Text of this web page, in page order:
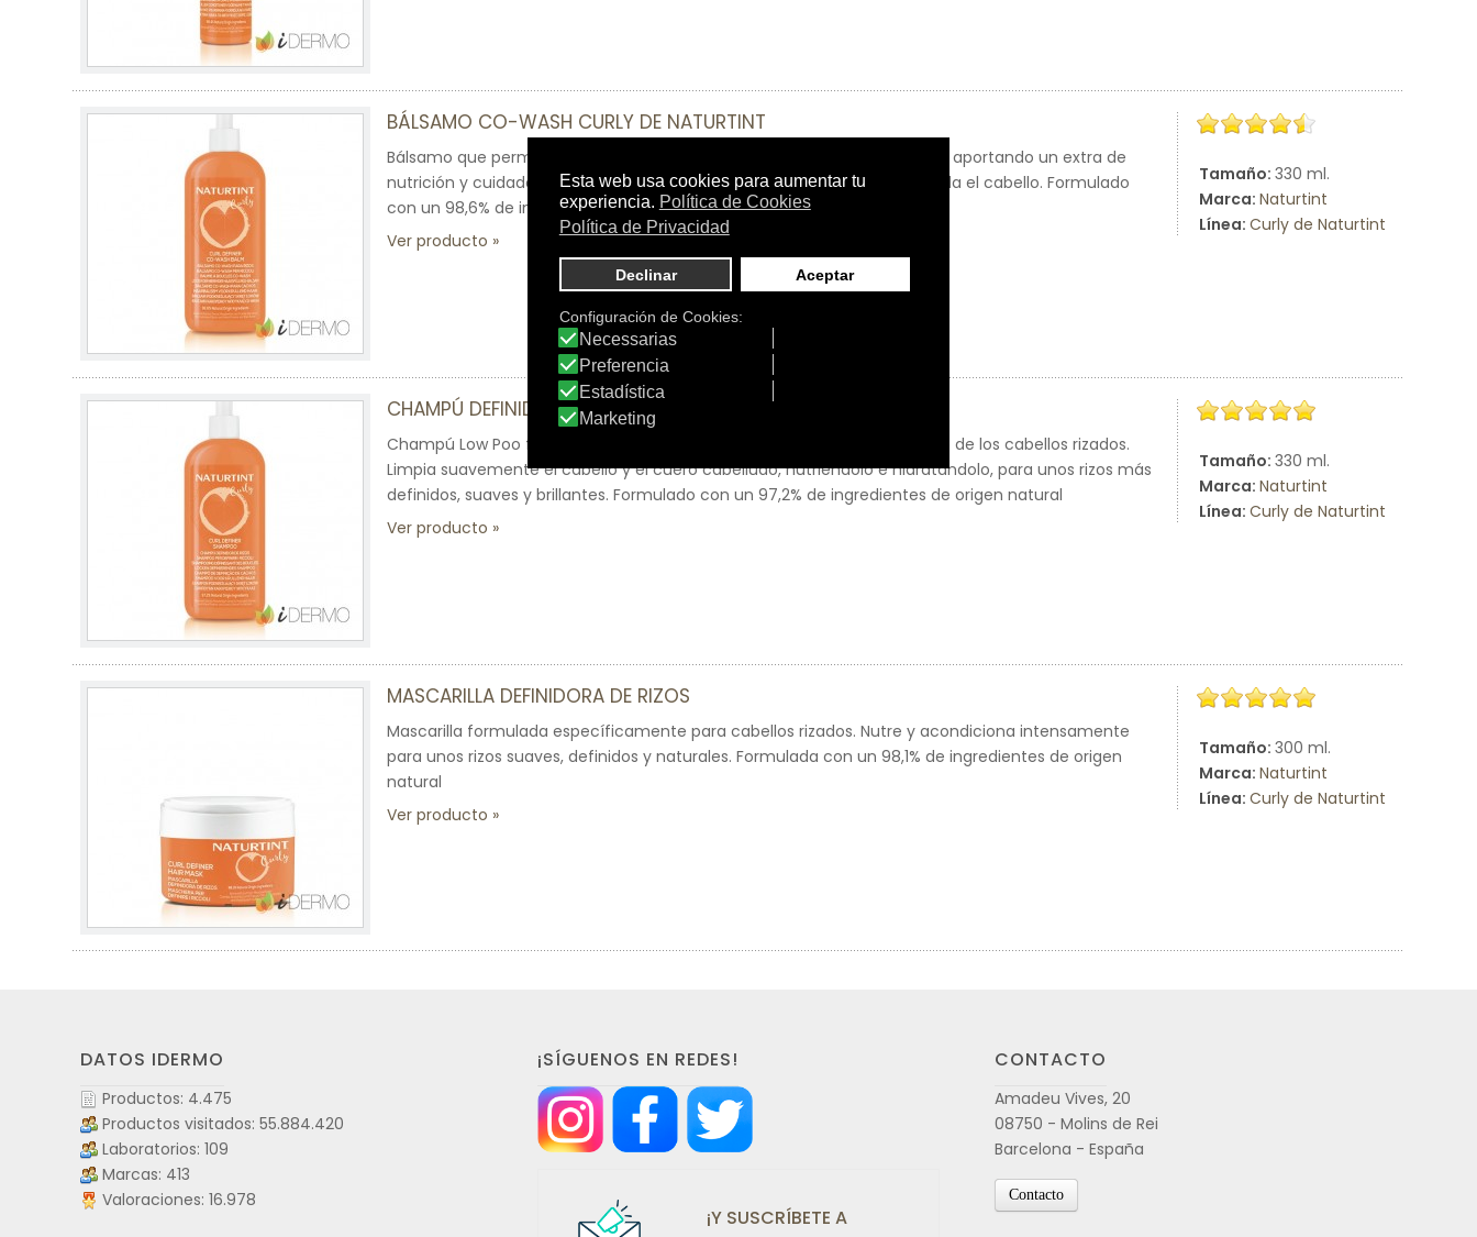
Tamaño: 330 ml.
Marca: Naturtint
Línea: Curly de Naturtint
BÁLSAMO CO-WASH CURLY DE NATURTINT
Bálsamo que permite limpiar el cabello sin necesidad de utilizar champú, aportando un extra de
nutrición y cuidado a los cabellos rizados. Limpia, acondiciona y desenreda el cabello. Formulado
con un 98,6% de ingredientes de origen natural
Ver producto
Tamaño: 330 ml.
Marca: Naturtint
Línea: Curly de Naturtint
CHAMPÚ DEFINIDOR DE RIZOS
Champú Low Poo formulado específicamente para la limpieza y cuidado de los cabellos rizados.
Limpia suavemente el cabello y el cuero cabelludo, nutriéndolo e hidratándolo, para unos rizos más
definidos, suaves y brillantes. Formulado con un 97,2% de ingredientes de origen natural
Ver producto
Tamaño: 300 ml.
Marca: Naturtint
Línea: Curly de Naturtint
MASCARILLA DEFINIDORA DE RIZOS
Mascarilla formulada específicamente para cabellos rizados. Nutre y acondiciona intensamente
para unos rizos suaves, definidos y naturales. Formulada con un 98,1% de ingredientes de origen
natural
Ver producto
DATOS IDERMO
Productos: 4.475
Productos visitados: 55.884.420
Laboratorios: 109
Marcas: 413
Valoraciones: 16.978
¡SÍGUENOS EN REDES!
¡Y SUSCRÍBETE A
CONTACTO
Amadeu Vives, 20
08750 - Molins de Rei
Barcelona - España
Contacto